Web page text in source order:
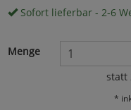
Sofort lieferbar - 2-6
Menge
statt
*
Umfragetools